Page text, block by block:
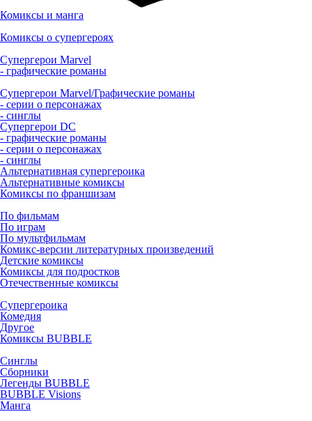
Комиксы и манга
Комиксы о супергероях
Супергерои Marvel
- графические романы
Супергерои Marvel/Графические романы
- серии о персонажах
- синглы
Супергерои DC
- графические романы
- серии о персонажах
- синглы
Альтернативная супергероика
Альтернативные комиксы
Комиксы по франшизам
По фильмам
По играм
По мультфильмам
Комикс-версии литературных произведений
Детские комиксы
Комиксы для подростков
Отечественные комиксы
Супергероика
Комедия
Другое
Комиксы BUBBLE
Синглы
Сборники
Легенды BUBBLE
BUBBLE Visions
Манга